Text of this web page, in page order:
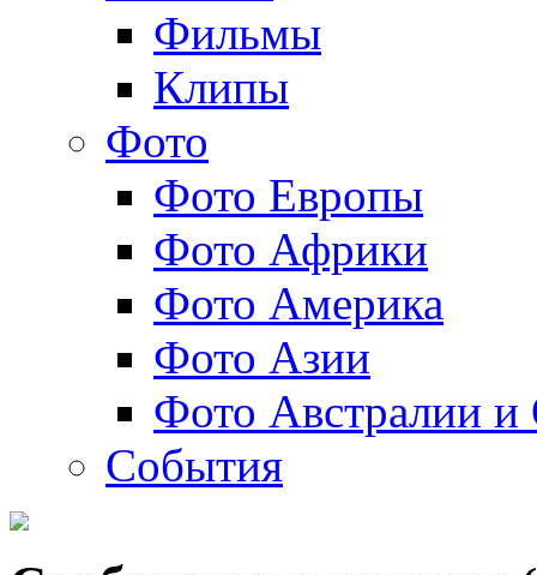
Фильмы
Клипы
Фото
Фото Европы
Фото Африки
Фото Америка
Фото Азии
Фото Австралии и
События